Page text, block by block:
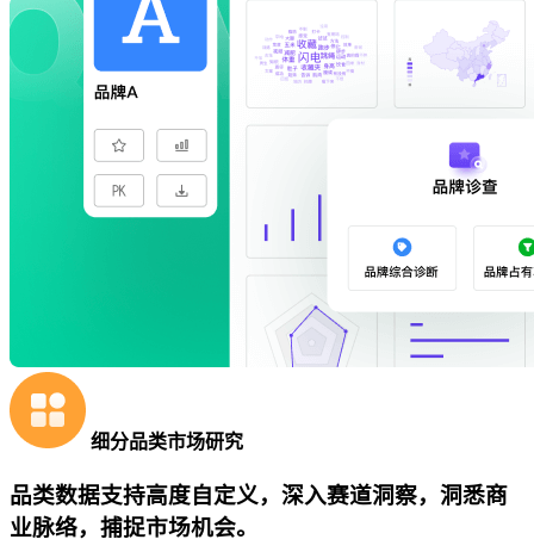
细分品类市场研究
品类数据支持高度自定义，深入赛道洞察，洞悉商
业脉络，捕捉市场机会。